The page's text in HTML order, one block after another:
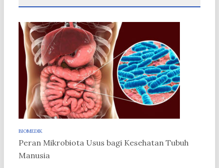
BIOMEDIK
Peran Mikrobiota Usus bagi Kesehatan Tubuh
Manusia